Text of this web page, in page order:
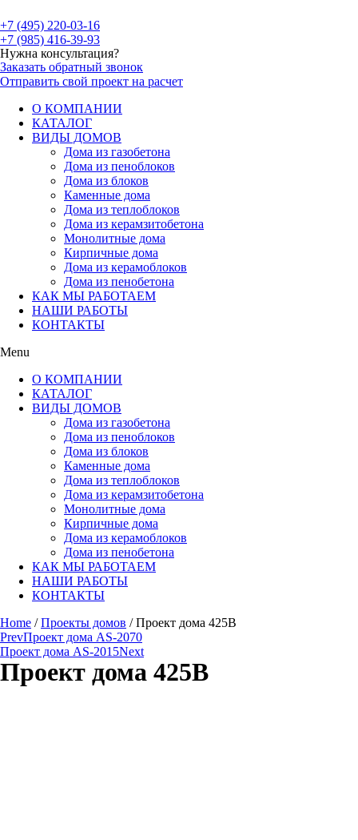
+7 (495) 220-03-16
+7 (985) 416-39-93
Нужна консультация?
Заказать обратный звонок
Отправить свой проект на расчет
О КОМПАНИИ
КАТАЛОГ
ВИДЫ ДОМОВ
Дома из газобетона
Дома из пеноблоков
Дома из блоков
Каменные дома
Дома из теплоблоков
Дома из керамзитобетона
Монолитные дома
Кирпичные дома
Дома из керамоблоков
Дома из пенобетона
КАК МЫ РАБОТАЕМ
НАШИ РАБОТЫ
КОНТАКТЫ
Menu
О КОМПАНИИ
КАТАЛОГ
ВИДЫ ДОМОВ
Дома из газобетона
Дома из пеноблоков
Дома из блоков
Каменные дома
Дома из теплоблоков
Дома из керамзитобетона
Монолитные дома
Кирпичные дома
Дома из керамоблоков
Дома из пенобетона
КАК МЫ РАБОТАЕМ
НАШИ РАБОТЫ
КОНТАКТЫ
Home /Проекты домов / Проект дома 425B
PrevПроект дома AS-2070
Проект дома AS-2015Next
Проект дома 425B